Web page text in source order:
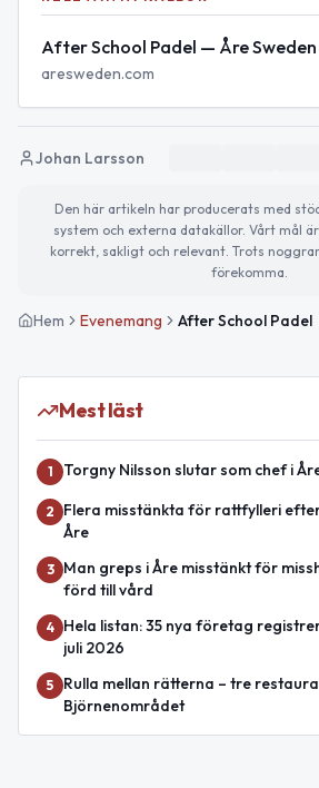
After School Padel — Åre Sweden
aresweden.com
Johan Larsson
Den här artikeln har producerats med
system och externa datakällor. Vårt mål
korrekt, sakligt och relevant. Trots
förekomma.
Hem Evenemang After School Padel
Mest läst
1 Torgny Nilsson slutar som chef i
2
Flera misstänkta för rattfylleri
Åre
3
Man greps i Åre misstänkt för
förd till vård
4
Hela listan: 35 nya företag
juli 2026
5
Rulla mellan rätterna – tre
Björnenområdet